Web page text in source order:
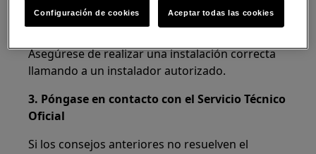
2. Compruebe si el aparato se ha conectado
correctamente a la red eléctrica.
Asegúrese de realizar una instalación correcta
llamando a un instalador autorizado.
3. Póngase en contacto con el Servicio Técnico
Oficial
Si los consejos anteriores no resuelven el
Configuración de cookies Aceptar todas las cookies